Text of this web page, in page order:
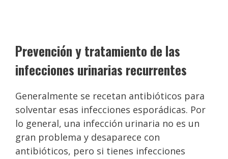
Prevención y tratamiento de las
infecciones urinarias recurrentes
Generalmente se recetan antibióticos para
solventar esas infecciones esporádicas. Por
lo general, una infección urinaria no es un
gran problema y desaparece con
antibióticos, pero si tienes infecciones